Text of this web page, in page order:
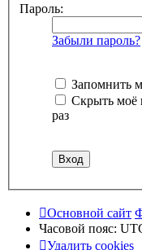
Пароль:
Забыли пароль?
Запомнить
Скрыть моё
раз
Основной сайт
Часовой пояс:
Удалить cookies